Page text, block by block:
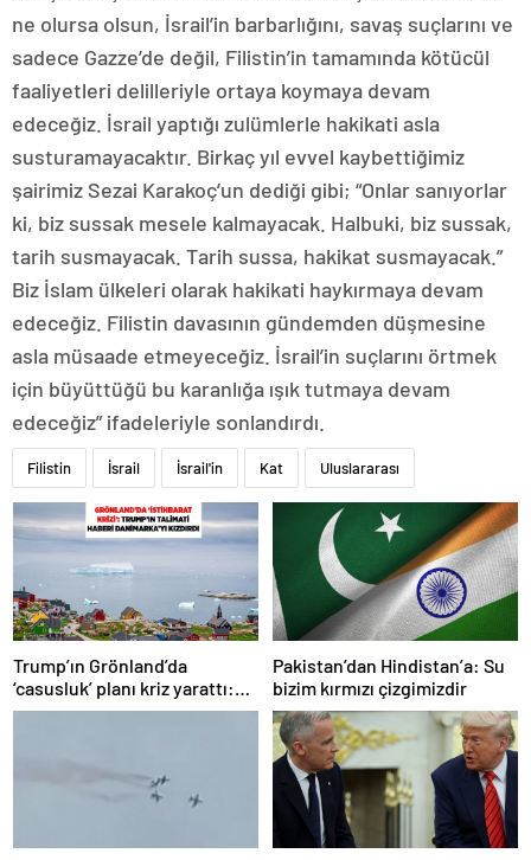
ne olursa olsun, İsrail’in barbarlığını, savaş suçlarını ve
sadece Gazze’de değil, Filistin’in tamamında kötücül
faaliyetleri delilleriyle ortaya koymaya devam
edeceğiz. İsrail yaptığı zulümlerle hakikati asla
susturamayacaktır. Birkaç yıl evvel kaybettiğimiz
şairimiz Sezai Karakoç’un dediği gibi; “Onlar sanıyorlar
ki, biz sussak mesele kalmayacak. Halbuki, biz sussak,
tarih susmayacak. Tarih sussa, hakikat susmayacak.”
Biz İslam ülkeleri olarak hakikati haykırmaya devam
edeceğiz. Filistin davasının gündemden düşmesine
asla müsaade etmeyeceğiz. İsrail’in suçlarını örtmek
için büyüttüğü bu karanlığa ışık tutmaya devam
edeceğiz” ifadeleriyle sonlandırdı.
Filistin İsrail İsrail'in Kat Uluslararası
Trump’ın Grönland’da
‘casusluk’ planı kriz yarattı:
Danimarka ABD elçisini
Pakistan’dan Hindistan’a: Su
bizim kırmızı çizgimizdir